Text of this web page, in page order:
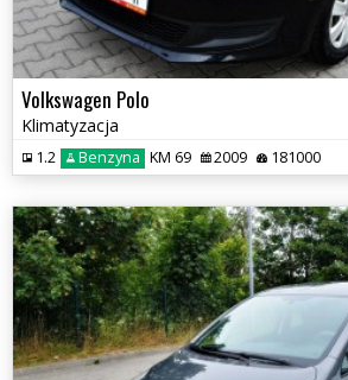
Volkswagen Polo
Klimatyzacja
1.2 Benzyna KM 69 2009 181000